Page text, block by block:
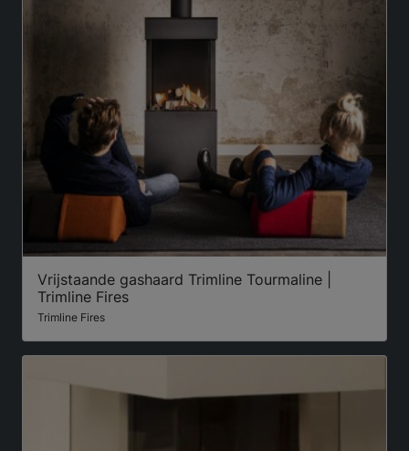
Vrijstaande gashaard Trimline Tourmaline |
Trimline Fires
Trimline Fires